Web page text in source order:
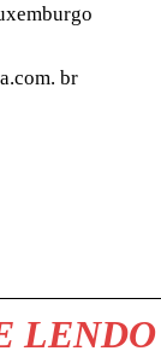
br
LENDO